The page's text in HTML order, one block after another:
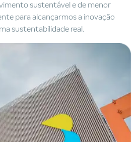
sustentável e de menor
para alcançarmos a inovação
sustentabilidade real.